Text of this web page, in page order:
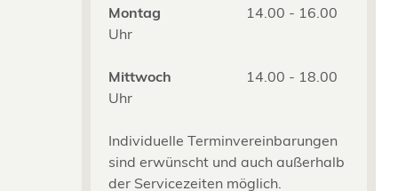
Montag
14.00 - 16.00
Uhr
Mittwoch
14.00 - 18.00
Uhr
Individuelle Terminvereinbarungen
sind erwünscht und auch außerhalb
der Servicezeiten möglich.